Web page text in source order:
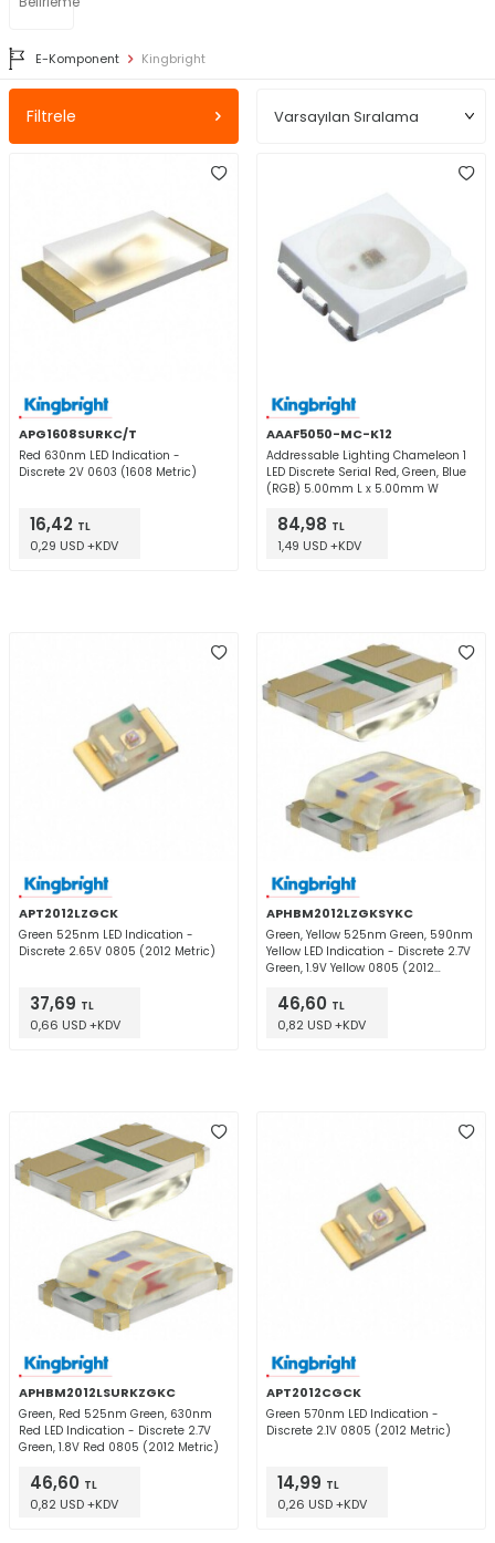
E-Komponent Kingbright
Filtrele
APG1608SURKC/T
Red 630nm LED Indication -
Discrete 2V 0603 (1608 Metric)
16,42 TL
0,29 USD +KDV
AAAF5050-MC-K12
Addressable Lighting Chameleon 1
LED Discrete Serial Red, Green, Blue
(RGB) 5.00mm L x 5.00mm W
84,98 TL
1,49 USD +KDV
APT2012LZGCK
Green 525nm LED Indication -
Discrete 2.65V 0805 (2012 Metric)
37,69 TL
0,66 USD +KDV
APHBM2012LZGKSYKC
Green, Yellow 525nm Green, 590nm
Yellow LED Indication - Discrete 2.7V
Green, 1.9V Yellow 0805 (2012
46,60 TL
0,82 USD +KDV
APHBM2012LSURKZGKC
Green, Red 525nm Green, 630nm
Red LED Indication - Discrete 2.7V
Green, 1.8V Red 0805 (2012 Metric)
46,60 TL
0,82 USD +KDV
APT2012CGCK
Green 570nm LED Indication -
Discrete 2.1V 0805 (2012 Metric)
14,99 TL
0,26 USD +KDV